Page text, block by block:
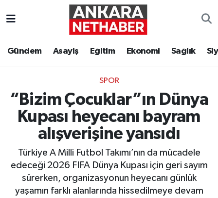
Gündem Asayiş Eğitim Ekonomi Sağlık
SPOR
“Bizim Çocuklar”ın Dünya
Kupası heyecanı bayram
alışverişine yansıdı
Türkiye A Milli Futbol Takımı’nın da mücadele
edeceği 2026 FIFA Dünya Kupası için geri sayım
sürerken, organizasyonun heyecanı günlük
yaşamın farklı alanlarında hissedilmeye devam
Ekonomi
Gündem
Kim Kimdir Nereli
Resmi İlanlar
Ankara Hava Durumu
Tüm Manşetler
Son Dakika Haberleri
Haber Arşivi